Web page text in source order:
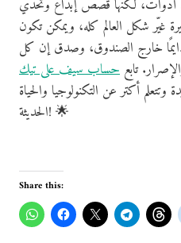
أدوات، لكنها قصص إبداع وتحدي
غيّر شكل العالم كله، ويمكن تكون
خارج الصندوق، وصدق إن كل
تابع حساب سيف على تيك
أكتر عن التكنولوجيا والحياة
الحديثة! 🌟
Share this: